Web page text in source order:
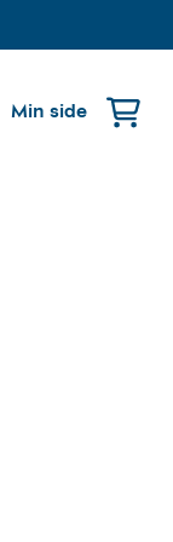
Min side